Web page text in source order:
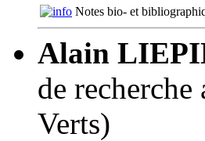
Notes bio- et
Alain
de recherche
Verts)